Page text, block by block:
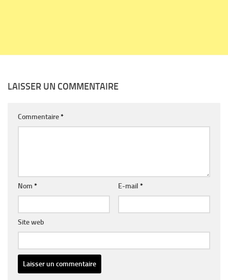
LAISSER UN COMMENTAIRE
Commentaire*
Nom * E-mail *
Site web